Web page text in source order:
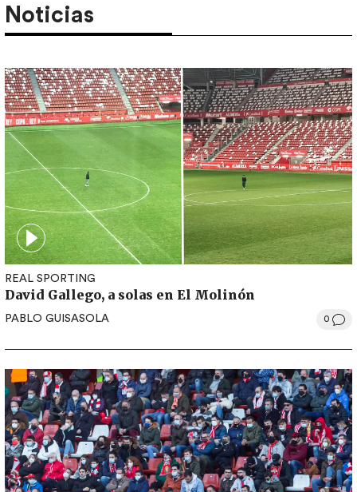
Noticias
REAL SPORTING
David Gallego, a solas en El Molinón
PABLO GUISASOLA 0